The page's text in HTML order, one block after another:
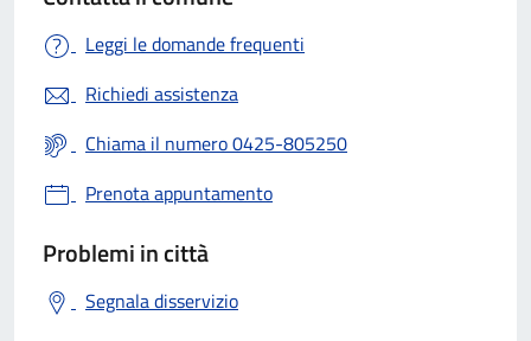
Leggi le domande frequenti
Richiedi assistenza
Chiama il numero 0425-805250
Prenota appuntamento
Problemi in città
Segnala disservizio